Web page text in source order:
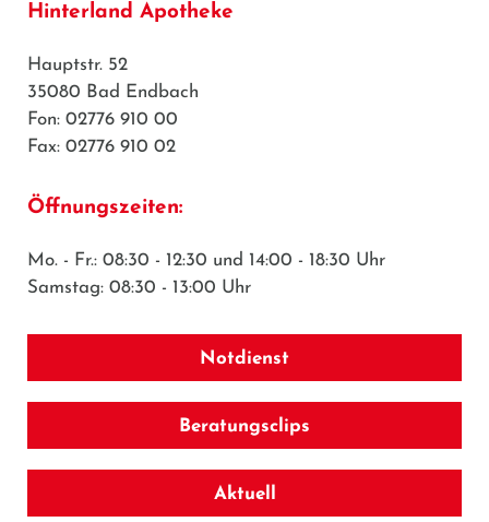
Hinterland Apotheke
Hauptstr. 52
35080 Bad Endbach
Fon: 02776 910 00
Fax: 02776 910 02
Öffnungszeiten:
Mo. - Fr.: 08:30 - 12:30 und 14:00 - 18:30 Uhr
Samstag: 08:30 - 13:00 Uhr
Notdienst
Beratungsclips
Aktuell